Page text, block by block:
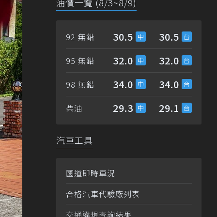
92 無鉛 30.5 30.5
95 無鉛 32.0 32.0
98 無鉛 34.0 34.0
柴油 29.3 29.1
汽車工具
國道即時車況
合格汽車代驗廠列表
交通違規查詢結果